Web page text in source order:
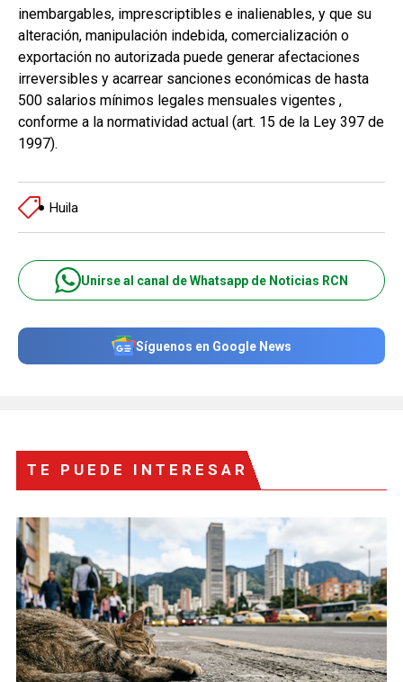
inembargables, imprescriptibles e inalienables, y que su
alteración, manipulación indebida, comercialización o
exportación no autorizada puede generar afectaciones
irreversibles y acarrear sanciones económicas de hasta
500 salarios mínimos legales mensuales vigentes ,
conforme a la normatividad actual (art. 15 de la Ley 397 de
1997).
Huila
Unirse al canal de Whatsapp de Noticias RCN
Síguenos en Google News
TE PUEDE INTERESAR